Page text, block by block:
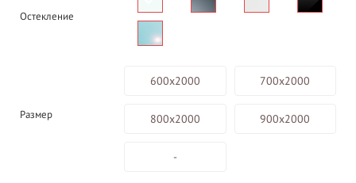
Остекление
Размер
600х2000 700х2000
800х2000 900х2000
-